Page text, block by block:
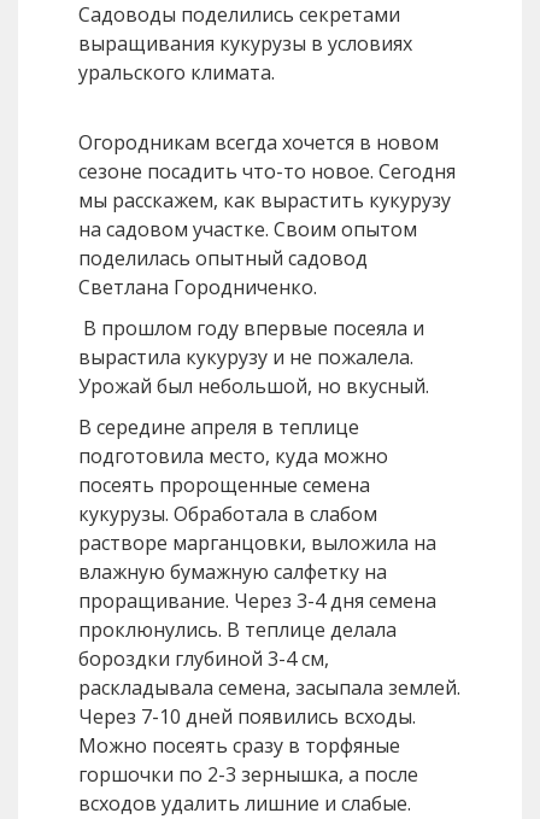
Садоводы поделились секретами
выращивания кукурузы в условиях
уральского климата.
Огородникам всегда хочется в новом
сезоне посадить что-то новое. Сегодня
мы расскажем, как вырастить кукурузу
на садовом участке. Своим опытом
поделилась опытный садовод
Светлана Городниченко.
В прошлом году впервые посеяла и
вырастила кукурузу и не пожалела.
Урожай был небольшой, но вкусный.
В середине апреля в теплице
подготовила место, куда можно
посеять пророщенные семена
кукурузы. Обработала в слабом
растворе марганцовки, выложила на
влажную бумажную салфетку на
проращивание. Через 3-4 дня семена
проклюнулись. В теплице делала
бороздки глубиной 3-4 см,
раскладывала семена, засыпала землей.
Через 7-10 дней появились всходы.
Можно посеять сразу в торфяные
горшочки по 2-3 зернышка, а после
всходов удалить лишние и слабые.